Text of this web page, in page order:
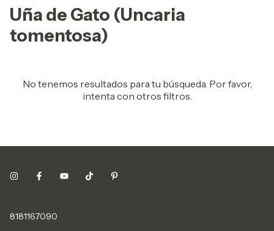
Uña de Gato (Uncaria
tomentosa)
No tenemos resultados para tu búsqueda. Por favor,
intenta con otros filtros.
8181167090